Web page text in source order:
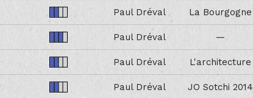
Paul Dréval La Bourgogne
Paul Dréval —
Paul Dréval L'architecture
Paul Dréval JO Sotchi 2014